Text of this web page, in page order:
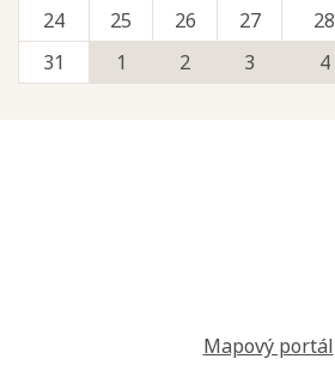
24 25 26 27 28
31
1 2 3 4
Mapový portál